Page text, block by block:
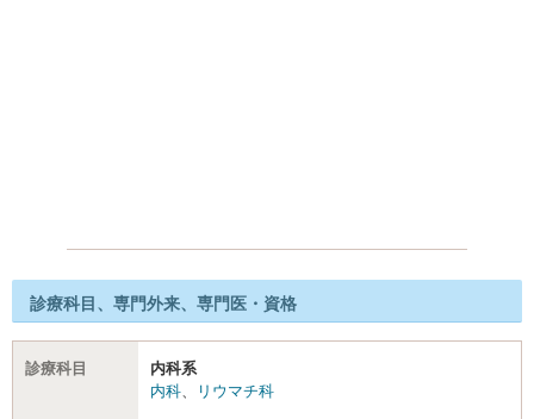
診療科目、専門外来、専門医・資格
診療科目
内科系
内科、 リウマチ科